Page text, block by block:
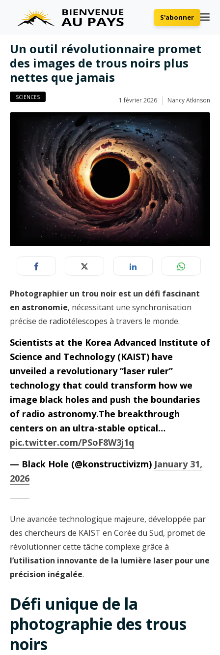
S'abonner
Un outil révolutionnaire promet
des images de trous noirs plus
nettes que jamais
SCIENCES 1 février 2026 Nancy Atkinson
Photographier un trou noir est un défi fascinant
en astronomie, nécessitant une synchronisation
précise de radiotélescopes à travers le monde.
Scientists at the Korea Advanced Institute of
Science and Technology (KAIST) have
unveiled a revolutionary “laser ruler”
technology that could transform how we
image black holes and push the boundaries
of radio astronomy.The breakthrough
centers on an ultra-stable optical…
pic.twitter.com/PSoF8W3j1q
— Black Hole (@konstructivizm) January 31,
2026
Une avancée technologique majeure, développée par
des chercheurs de KAIST en Corée du Sud, promet de
révolutionner cette tâche complexe grâce à
l’utilisation innovante de la lumière laser pour une
précision inégalée.
Défi unique de la
photographie des trous
noirs